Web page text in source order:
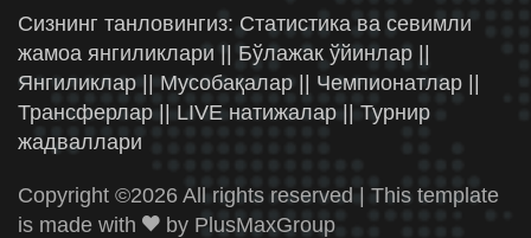
Сизнинг танловингиз: Статистика ва севимли
жамоа янгиликлари || Бўлажак ўйинлар ||
Янгиликлар || Мусобақалар || Чемпионатлар ||
Трансферлар || LIVE натижалар || Турнир
жадваллари
Copyright ©2026 All rights reserved | This template
is made with
by PlusMaxGroup